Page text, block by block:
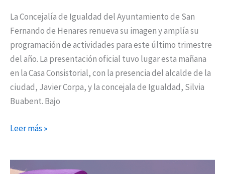
La Concejalía de Igualdad del Ayuntamiento de San
Fernando de Henares renueva su imagen y amplía su
programación de actividades para este último trimestre
del año. La presentación oficial tuvo lugar esta mañana
en la Casa Consistorial, con la presencia del alcalde de la
ciudad, Javier Corpa, y la concejala de Igualdad, Silvia
Buabent. Bajo
Leer más »
Semana